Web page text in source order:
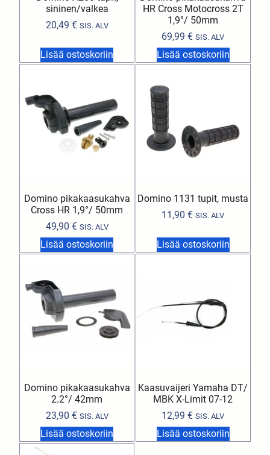
sininen/valkea
20,49 € SIS. ALV
Lisää ostoskoriin
HR Cross Motocross 2T
1,9°/ 50mm
69,99€ SIS. ALV
Lisää ostoskoriin
Domino pikakaasukahva
Cross HR 1,9°/ 50mm
49,90 € SIS. ALV
Lisää ostoskoriin
Domino 1131 tupit, musta
11,90€ SIS. ALV
Lisää ostoskoriin
Domino pikakaasukahva
2.2°/ 42mm
23,90 € SIS. ALV
Lisää ostoskoriin
Kaasuvaijeri Yamaha DT/
MBK X-Limit 07-12
12,99€ SIS. ALV
Lisää ostoskoriin